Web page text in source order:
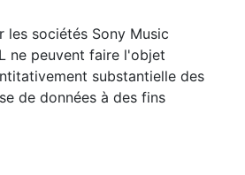
les sociétés Sony Music
ne peuvent faire l'objet
substantielle des
de données à des fins